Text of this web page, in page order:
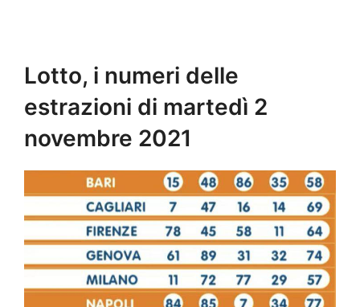
Lotto, i numeri delle
estrazioni di martedì 2
novembre 2021